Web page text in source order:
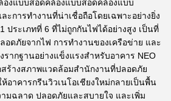
งแบบสอดคล้องแบบสอดคล้องแบบ
ะการทํางานที่น่าเชื่อถือโดยเฉพาะอย่างยิ่ง
ประเภทที่ 6 ที่ไม่ถูกกันไฟได้อย่างสูง เป็นที่
อดภัยจากไฟ การทํางานของเครือข่าย และ
ากฐานอย่างแข็งแรงสําหรับอาคาร NEO
สร้างสภาพแวดล้อมสํานักงานที่ปลอดภัย
อาคารกรีนวิวเนโอเชียงใหม่กลายเป็นพื้น
มฉลาด ปลอดภัยและสบายใจ และเพิ่ม